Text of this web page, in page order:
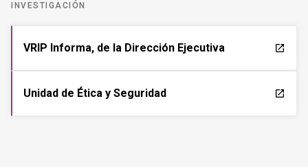
INVESTIGACIÓN
VRIP Informa, de la Dirección Ejecutiva launch
Unidad de Ética y Seguridad launch